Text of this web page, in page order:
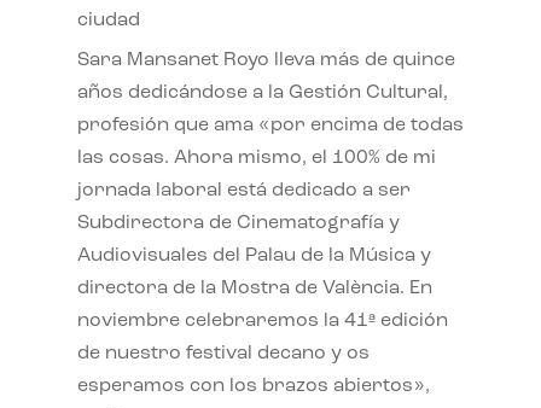
ciudad
Sara Mansanet Royo lleva más de quince
años dedicándose a la Gestión Cultural,
profesión que ama «por encima de todas
las cosas. Ahora mismo, el 100% de mi
jornada laboral está dedicado a ser
Subdirectora de Cinematografía y
Audiovisuales del Palau de la Música y
directora de la Mostra de València. En
noviembre celebraremos la 41ª edición
de nuestro festival decano y os
esperamos con los brazos abiertos»,